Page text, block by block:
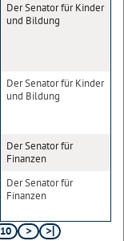
Der Senator für Kinder
und Bildung
Der Senator für Kinder
und Bildung
Der Senator für
Finanzen
Der Senator für
Finanzen
10